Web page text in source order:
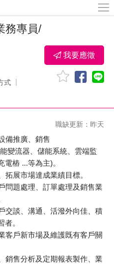
務專員/
式
我要應徵
職缺更新：昨天
備推廣、銷售
變流器、儲能系統、雲端監
電樁 ...等為主)。
拓展市場達成業績目標。
問題處理、訂單處理及銷售業
交談、溝通、活潑外向佳、積
者。
客戶新市場及維護既有客戶關
銷售分析及定期報表製作、業